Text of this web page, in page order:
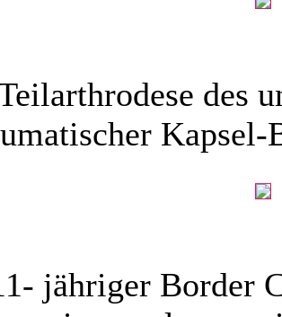
des
Kapsel-
jähriger Border